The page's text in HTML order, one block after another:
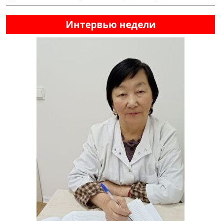
Интервью недели